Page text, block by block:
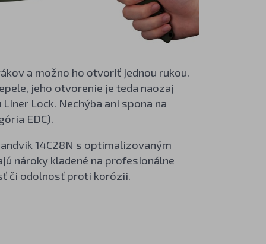
a možno ho otvoriť jednou rukou.
jeho otvorenie je teda naozaj
Lock. Nechýba ani spona na
EDC).
14C28N s optimalizovaným
nároky kladené na profesionálne
či odolnosť proti korózii.